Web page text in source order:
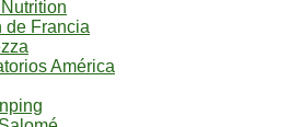
Nutrition
de Francia
América